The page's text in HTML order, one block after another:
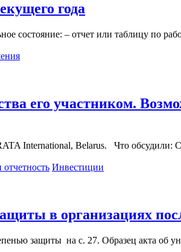
года
состояние: – отчет или таблицу по
его участником.
International, Belarus. Что обсудили:
Инвестиции
в организациях
защиты на с. 27. Образец акта об